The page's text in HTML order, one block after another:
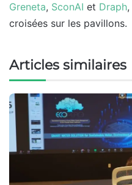
Greneta, SconAI et Draph
croisées sur les pavillons.
Articles similaires